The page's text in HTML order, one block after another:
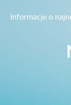
Informacje o